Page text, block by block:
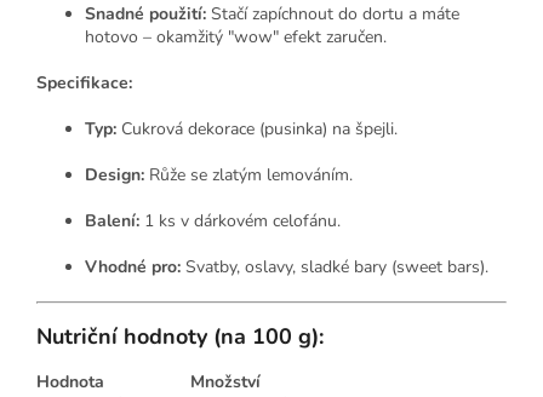
Snadné použití: Stačí zapíchnout do dortu a máte
hotovo – okamžitý "wow" efekt zaručen.
Specifikace:
Typ: Cukrová dekorace (pusinka) na špejli.
Design: Růže se zlatým lemováním.
Balení: 1 ks v dárkovém celofánu.
Vhodné pro: Svatby, oslavy, sladké bary (sweet bars).
Nutriční hodnoty (na 100 g):
Hodnota
Množství